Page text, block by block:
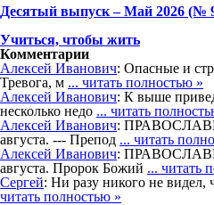
Деcятый выпуск – Май 2026 (№
Учиться, чтобы жить
Комментарии
Алексей Иванович: Опасные и
Тревога, м ... читать полностью »
Алексей Иванович: К выше
несколько недо ... читать
Алексей Иванович:
августа. --- Препод ... читать
Алексей Иванович:
августа. Пророк Божий ... читать
Сергей: Ни разу никого не видел,
читать полностью »